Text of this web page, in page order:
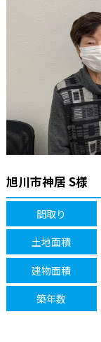
旭川市神居 S様
間取り
土地面積
建物面積
築年数